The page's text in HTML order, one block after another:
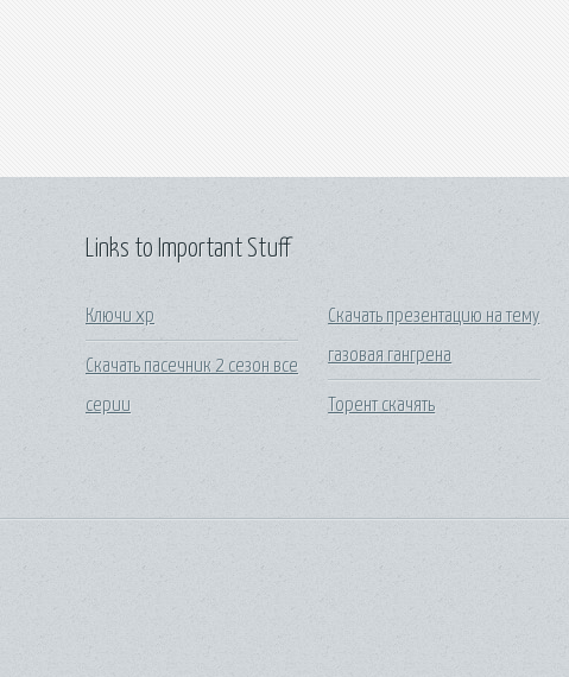
Links to Important Stuff
Ключи хр
Скачать пасечник 2 сезон все
серии
Скачать презентацию на тему
газовая гангрена
Торент скачять